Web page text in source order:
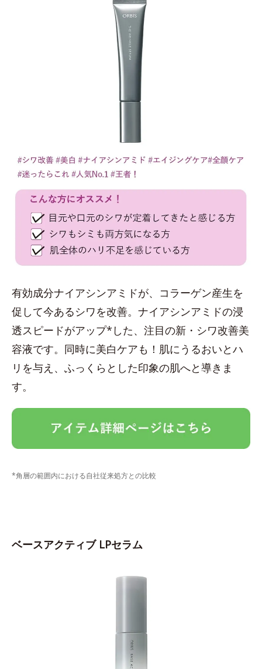
有効成分ナイアシンアミドが、コラーゲン産生を
促して今あるシワを改善。ナイアシンアミドの浸
透スピードがアップ*した、注目の新・シワ改善美
容液です。同時に美白ケアも！肌にうるおいとハ
リを与え、ふっくらとした印象の肌へと導きま
す。
*角層の範囲内における自社従来処方との比較
ベースアクティブ LPセラム